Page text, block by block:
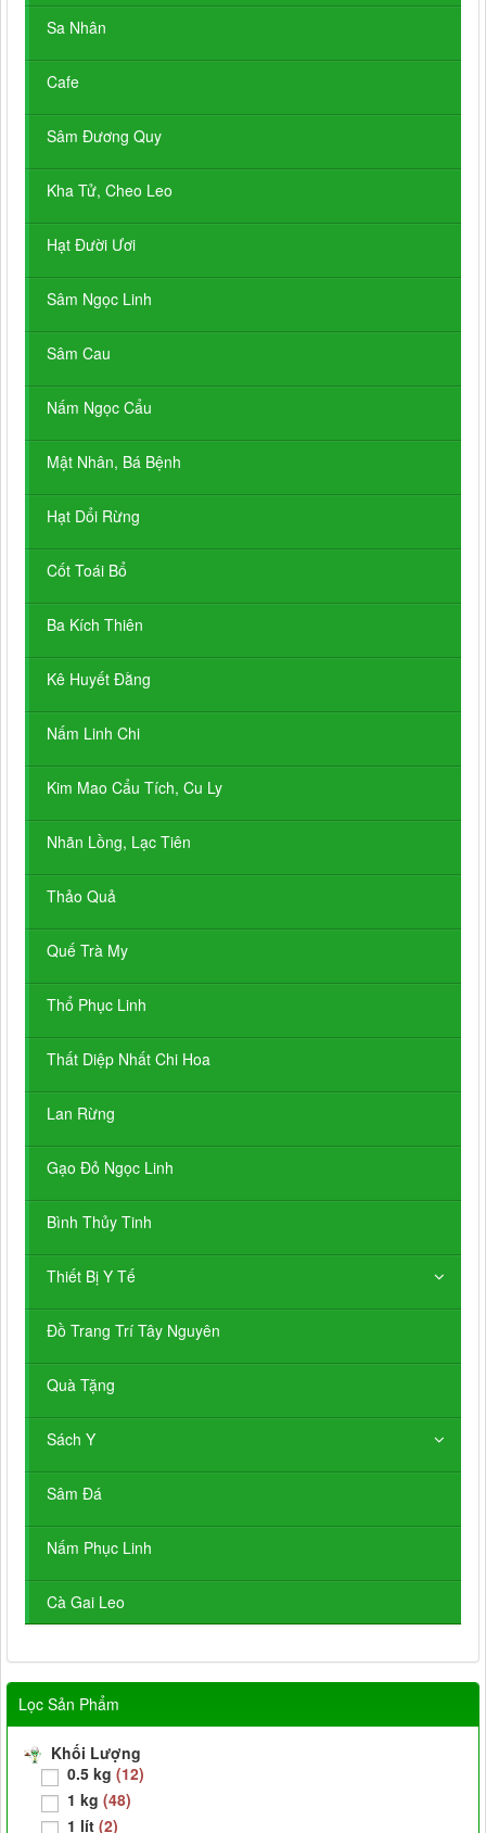
Sa Nhân
Cafe
Sâm Đương Quy
Kha Tử, Cheo Leo
Hạt Đười Ươi
Sâm Ngọc Linh
Sâm Cau
Nấm Ngọc Cẩu
Mật Nhân, Bá Bệnh
Hạt Dổi Rừng
Cốt Toái Bổ
Ba Kích Thiên
Kê Huyết Đằng
Nấm Linh Chi
Kim Mao Cẩu Tích, Cu Ly
Nhãn Lồng, Lạc Tiên
Thảo Quả
Quế Trà My
Thổ Phục Linh
Thất Diệp Nhất Chi Hoa
Lan Rừng
Gạo Đỏ Ngọc Linh
Bình Thủy Tinh
Thiết Bị Y Tế
Đồ Trang Trí Tây Nguyên
Quà Tặng
Sách Y
Sâm Đá
Nấm Phục Linh
Cà Gai Leo
Lọc Sản Phẩm
Khối Lượng
0.5 kg (12)
1 kg (48)
1 lít (2)